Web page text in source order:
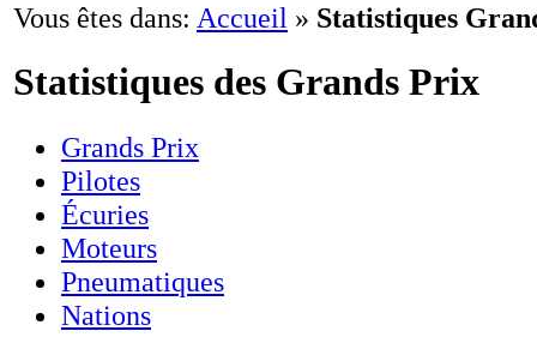
Vous êtes dans: Accueil » Statistiques
Statistiques des Grands Prix
Grands Prix
Pilotes
Écuries
Moteurs
Pneumatiques
Nations